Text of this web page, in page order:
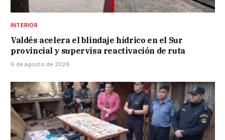
INTERIOR
Valdés acelera el blindaje hídrico en el Sur
provincial y supervisa reactivación de ruta
6 de agosto de 2026